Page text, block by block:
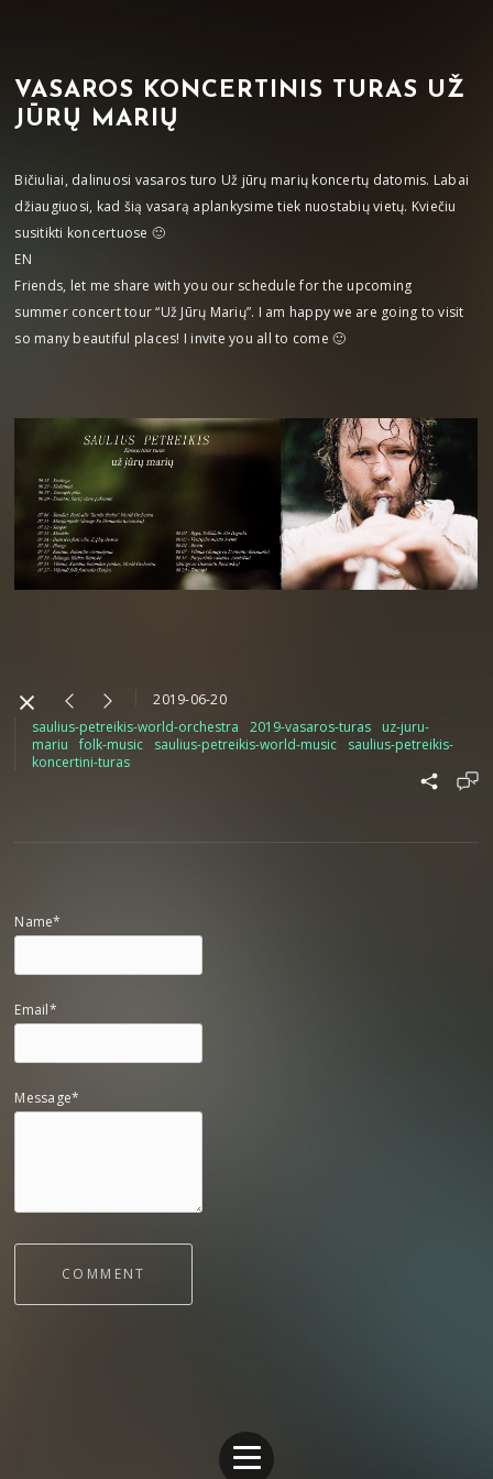
VASAROS KONCERTINIS TURAS UŽ
JŪRŲ MARIŲ
Bičiuliai, dalinuosi vasaros turo Už jūrų marių koncertų datomis. Labai
džiaugiuosi, kad šią vasarą aplankysime tiek nuostabių vietų. Kviečiu
susitikti koncertuose 🙂
EN
Friends, let me share with you our schedule for the upcoming
summer concert tour “Už Jūrų Marių”. I am happy we are going to visit
so many beautiful places! I invite you all to come 🙂
2019-06-20
saulius-petreikis-world-orchestra
2019-vasaros-turas
uz-juru-
mariu
folk-music saulius-petreikis-world-music
saulius-petreikis-
koncertini-turas
Name*
Email*
Message*
COMMENT